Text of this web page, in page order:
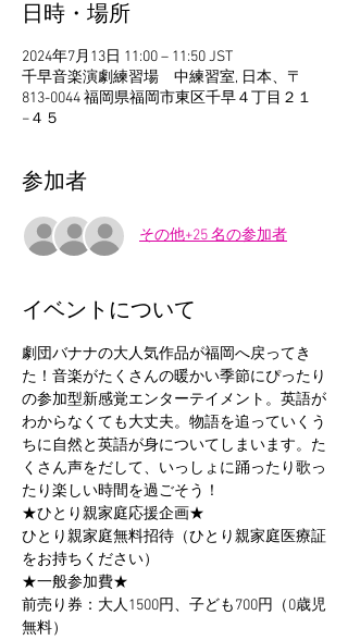
日時・場所
2024年7月13日 11:00 – 11:50 JST
千早音楽演劇練習場 中練習室, 日本、〒
813-0044 福岡県福岡市東区千早４丁目２１
−４５
参加者
その他+25 名の参加者
イベントについて
劇団バナナの大人気作品が福岡へ戻ってき
た！音楽がたくさんの暖かい季節にぴったり
の参加型新感覚エンターテイメント。英語が
わからなくても大丈夫。物語を追っていくう
ちに自然と英語が身についてしまいます。た
くさん声をだして、いっしょに踊ったり歌っ
たり楽しい時間を過ごそう！
★ひとり親家庭応援企画★
ひとり親家庭無料招待（ひとり親家庭医療証
をお持ちください）
★一般参加費★
前売り券：大人1500円、子ども700円（0歳児
無料）